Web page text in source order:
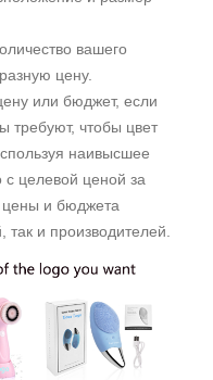
вашего
цену.
или бюджет, если
требуют, чтобы цвет
наивысшее
целевой ценой за
цены и бюджета
так и производителей.